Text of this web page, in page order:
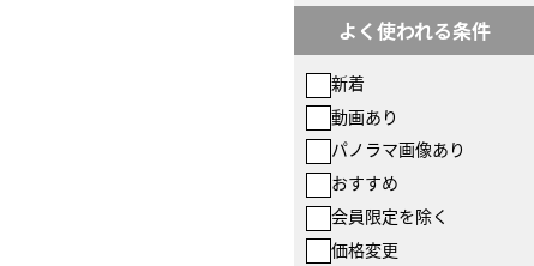
よく使われる条件
新着
動画あり
パノラマ画像あり
おすすめ
会員限定を除く
価格変更